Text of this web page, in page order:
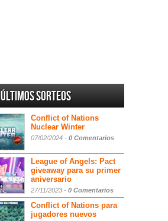
Últimos sorteos
Conflict of Nations
Nuclear Winter
07/02/2024 - 0 Comentarios
League of Angels: Pact
giveaway para su primer
aniversario
27/11/2023 - 0 Comentarios
Conflict of Nations para
jugadores nuevos